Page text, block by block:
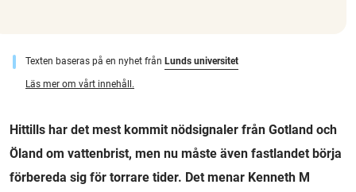
Texten baseras på en nyhet från Lunds universitet
Läs mer om vårt innehåll.
Hittills har det mest kommit nödsignaler från Gotland och
Öland om vattenbrist, men nu måste även fastlandet börja
förbereda sig för torrare tider. Det menar Kenneth M